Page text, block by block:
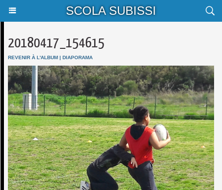
SCOLA SUBISSI
20180417_154615
REVENIR À L'ALBUM | DIAPORAMA